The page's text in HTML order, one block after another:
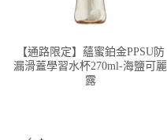
【通路限定】蘊蜜鉑金PPSU防
漏滑蓋學習水杯270ml-海鹽可麗
露